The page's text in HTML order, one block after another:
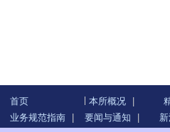
首页 本所概况
业务规范指南
要闻与通知